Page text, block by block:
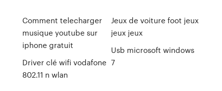
Comment telecharger
musique youtube sur
iphone gratuit
Driver clé wifi vodafone
802.11 n wlan
Jeux de voiture foot jeux
jeux jeux
Usb microsoft windows
7